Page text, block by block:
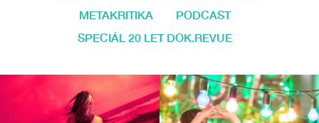
METAKRITIKA
PODCAST
SPECIÁL 20 LET DOK.REVUE